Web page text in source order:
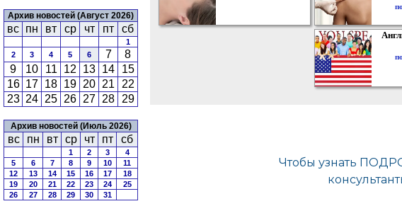
Архив новостей (Август 2026)
вс пн вт ср чт пт сб
1
2
3 4 5 6 7
8
9
10 11 12 13 14
15
16 17 18 19 20 21
22
23 24 25 26 27 28 29
Архив новостей (Июль 2026)
вс пн вт ср чт пт сб
1 2 3
4
5
6 7 8 9 10
11
12
13 14 15 16 17
18
19
20 21 22 23 24
25
26
27 28 29 30 31